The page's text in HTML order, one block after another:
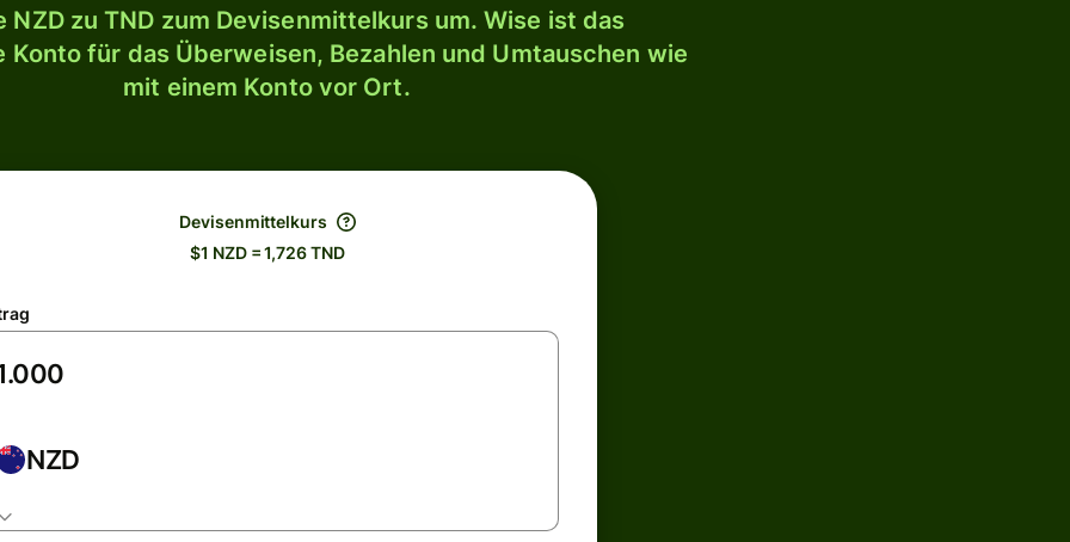
NZD zu TND zum Devisenmittelkurs um. Wise ist das
Konto für das Überweisen, Bezahlen und Umtauschen wie
mit einem Konto vor Ort.
Devisenmittelkurs
$1 NZD = 1,726 TND
NZD